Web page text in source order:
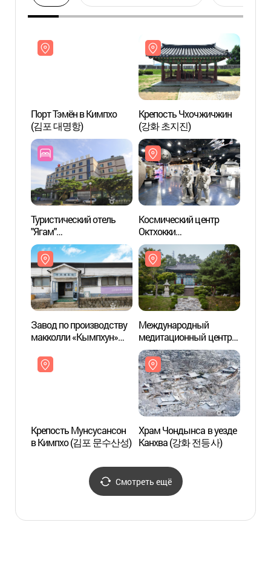
Порт Тэмён в Кимпхо
(김포 대명항)
Крепость Чхочжичжин
(강화 초지진)
Туристический отель
"Ягам"
(약암홍염천관광호텔)
Космический центр
Октхокки
(옥토끼우주센터)
Завод по производству
макколли «Кымпхун»
Международный
медитационный центр
"Лотосовый фонарь"
(연등국제선원)
Крепость Мунсусансон
в Кимпхо (김포 문수산성)
Храм Чондынса в уезде
Канхва (강화 전등사)
Смотреть ещё